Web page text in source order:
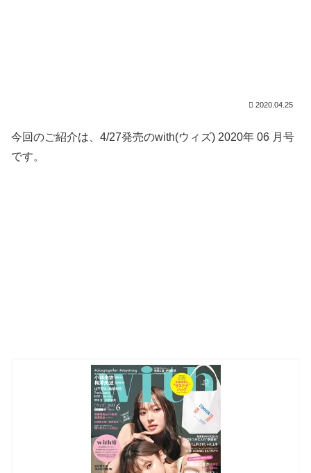
2020.04.25
今回のご紹介は、4/27発売のwith(ウィズ) 2020年 06 月号
です。